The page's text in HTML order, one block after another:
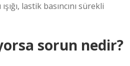
lastik basıncını sürekli
sorun nedir?